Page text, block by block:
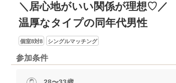
＼居心地がいい関係が理想♡／
温厚なタイプの同年代男性
個室8対8 シングルマッチング
参加条件